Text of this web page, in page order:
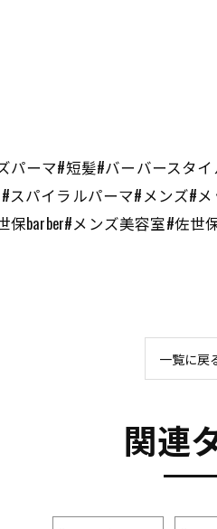
ーマ#短髪#バーバースタ
パイラルパーマ#メンズ#
barber#メンズ美容室#佐世
一覧に戻
関連